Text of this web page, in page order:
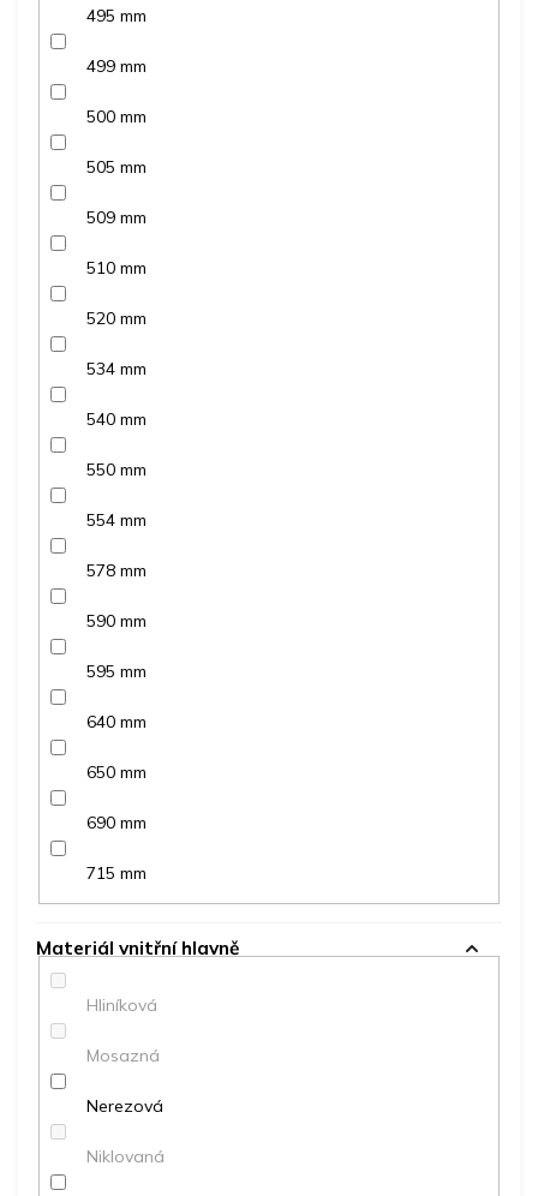
495 mm
499 mm
500 mm
505 mm
509 mm
510 mm
520 mm
534 mm
540 mm
550 mm
554 mm
578 mm
590 mm
595 mm
640 mm
650 mm
690 mm
715 mm
Materiál vnitřní hlavně
Hliníková
Mosazná
Nerezová
Niklovaná